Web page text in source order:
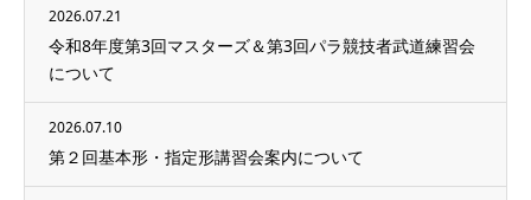
2026.07.21
令和8年度第3回マスターズ＆第3回パラ競技者武道練習会
について
2026.07.10
第２回基本形・指定形講習会案内について